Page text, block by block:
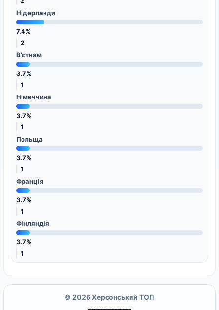
Нідерланди
7.4%
2
В’єтнам
3.7%
1
Німеччина
3.7%
1
Польща
3.7%
1
Франція
3.7%
1
Фінляндія
3.7%
1
© 2026 Херсонський ТОП